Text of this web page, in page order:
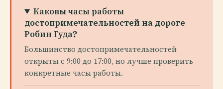
Каковы часы работы
достопримечательностей на дороге
Робин Гуда?
Большинство достопримечательностей
открыты с 9:00 до 17:00, но лучше проверить
конкретные часы работы.